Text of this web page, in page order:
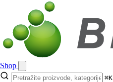
Shop
⌘K